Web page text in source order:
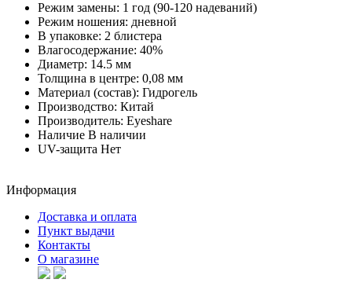
Режим замены: 1 год (90-120 надеваний)
Режим ношения: дневной
В упаковке: 2 блистера
Влагосодержание: 40%
Диаметр: 14.5 мм
Толщина в центре: 0,08 мм
Материал (состав): Гидрогель
Производство: Китай
Производитель: Eyeshare
Наличие В наличии
UV-защита Нет
Информация
Доставка и оплата
Пункт выдачи
Контакты
О магазине